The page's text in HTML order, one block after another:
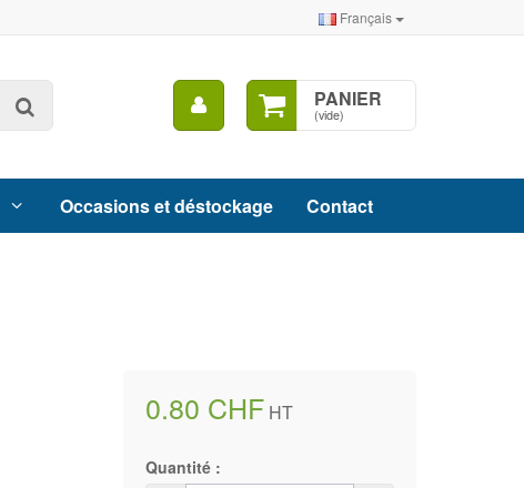
Français
PANIER
(vide)
Mon
compte
Occasions et déstockage Contact
0.80 CHF HT
Quantité :